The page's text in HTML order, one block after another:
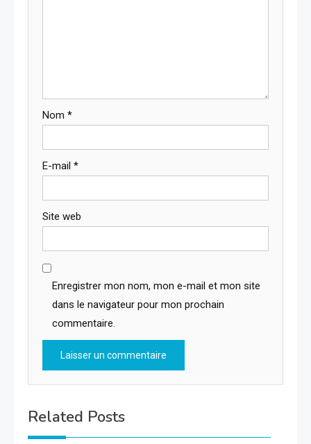
Nom *
E-mail *
Site web
Enregistrer mon nom, mon e-mail et mon site
dans le navigateur pour mon prochain
commentaire.
Related Posts